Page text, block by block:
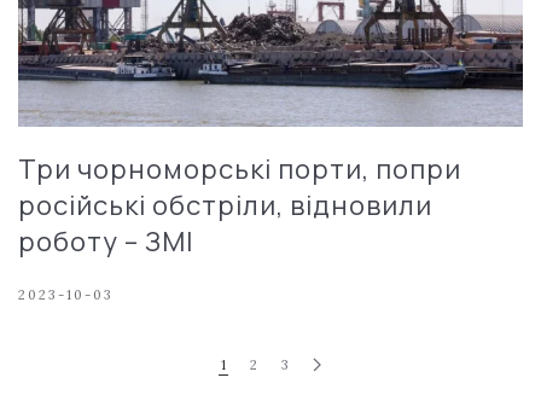
Три чорноморські порти, попри
російські обстріли, відновили
роботу – ЗМІ
2023-10-03
1 2 3